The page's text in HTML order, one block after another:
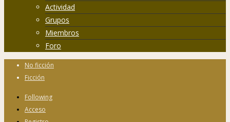
Actividad
Grupos
Miembros
Foro
No ficción
Ficción
Following
Acceso